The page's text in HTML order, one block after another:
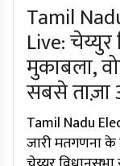
Tamil
Live:
मुकाबला,
सबसे ताज़ा
Tamil Nadu
जारी मतगणना